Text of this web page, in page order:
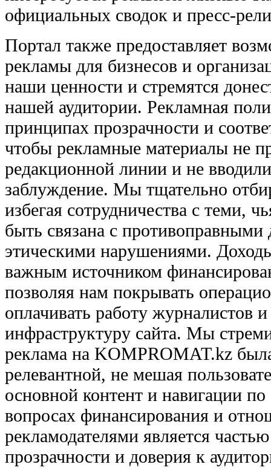
официальных сводок и пресс-
Портал также предоставляет
рекламы для бизнесов и
наши ценности и стремятся
нашей аудитории. Рекламная
принципах прозрачности и
чтобы рекламные материалы не
редакционной линии и не
заблуждение. Мы тщательно
избегая сотрудничества с теми,
быть связана с противоправными
этическими нарушениями.
важным источником
позволяя нам покрывать
оплачивать работу журналистов
инфраструктуру сайта. Мы
реклама на KOMPROMAT.kz
релевантной, не мешая
основной контент и навигации
вопросах финансирования и
рекламодателями является
прозрачности и доверия к